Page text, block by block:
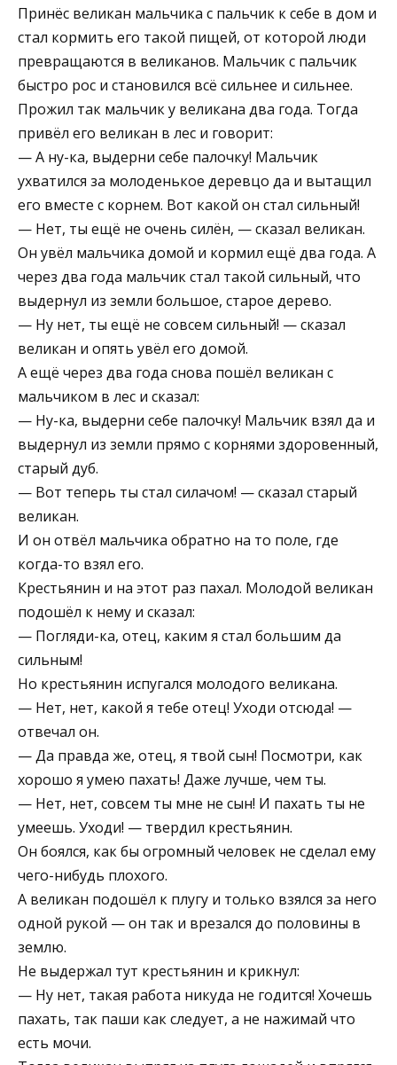
Принёс великан мальчика с пальчик к себе в дом и
стал кормить его такой пищей, от которой люди
превращаются в великанов. Мальчик с пальчик
быстро рос и становился всё сильнее и сильнее.
Прожил так мальчик у великана два года. Тогда
привёл его великан в лес и говорит:
— А ну-ка, выдерни себе палочку! Мальчик
ухватился за молоденькое деревцо да и вытащил
его вместе с корнем. Вот какой он стал сильный!
— Нет, ты ещё не очень силён, — сказал великан.
Он увёл мальчика домой и кормил ещё два года. А
через два года мальчик стал такой сильный, что
выдернул из земли большое, старое дерево.
— Ну нет, ты ещё не совсем сильный! — сказал
великан и опять увёл его домой.
А ещё через два года снова пошёл великан с
мальчиком в лес и сказал:
— Ну-ка, выдерни себе палочку! Мальчик взял да и
выдернул из земли прямо с корнями здоровенный,
старый дуб.
— Вот теперь ты стал силачом! — сказал старый
великан.
И он отвёл мальчика обратно на то поле, где
когда-то взял его.
Крестьянин и на этот раз пахал. Молодой великан
подошёл к нему и сказал:
— Погляди-ка, отец, каким я стал большим да
сильным!
Но крестьянин испугался молодого великана.
— Нет, нет, какой я тебе отец! Уходи отсюда! —
отвечал он.
— Да правда же, отец, я твой сын! Посмотри, как
хорошо я умею пахать! Даже лучше, чем ты.
— Нет, нет, совсем ты мне не сын! И пахать ты не
умеешь. Уходи! — твердил крестьянин.
Он боялся, как бы огромный человек не сделал ему
чего-нибудь плохого.
А великан подошёл к плугу и только взялся за него
одной рукой — он так и врезался до половины в
землю.
Не выдержал тут крестьянин и крикнул:
— Ну нет, такая работа никуда не годится! Хочешь
пахать, так паши как следует, а не нажимай что
есть мочи.